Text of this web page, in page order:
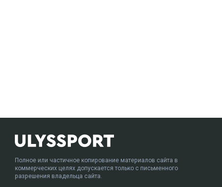
Полное или частичное копирование материалов сайта в
коммерческих целях допускается только с письменного
разрешения владельца сайта.